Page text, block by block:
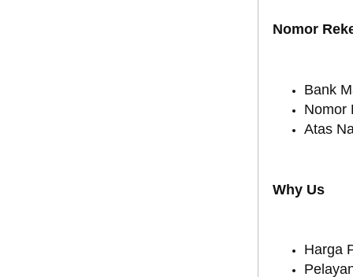
Nomor
Bank
Nomor
Atas
Why Us
Harga